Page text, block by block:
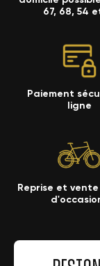
67, 68, 54
Paiement
ligne
Reprise et